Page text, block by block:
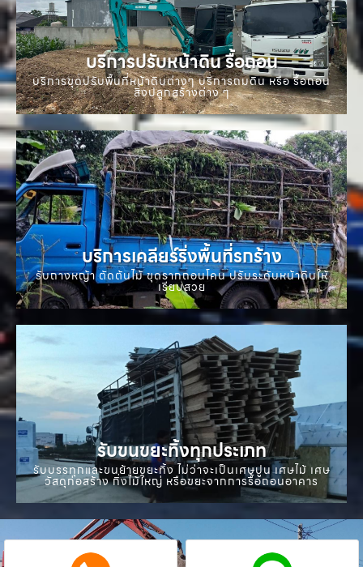
บริการปรับหน้าดิน รื้อถอน
บริการขุดปรับพื้นที่หน้าดินต่างๆ บริการถมดิน หรือ รื้อถอน
สิ่งปลูกสร้างต่าง ๆ
บริการเคลียร์ริ่งพื้นที่รกร้าง
รับถางหญ้า ตัดต้นไม้ ขุดรากถอนโคน ปรับระดับหน้าดินให้
เรียบสวย
รับขนขยะทิ้งทุกประเภท
รับบรรทุกและขนย้ายขยะทิ้ง ไม่ว่าจะเป็นเศษปูน เศษไม้ เศษ
วัสดุก่อสร้าง กิ่งไม้ใหญ่ หรือขยะจากการรื้อถอนอาคาร